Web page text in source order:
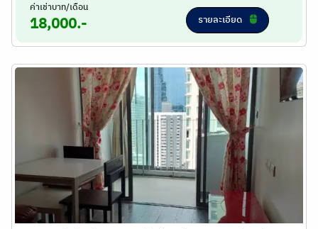
ค่าเช่าบาท/เดือน
18,000.- รายละเอียด